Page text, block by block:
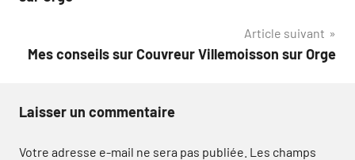
Article suivant
Mes conseils sur Couvreur Villemoisson sur Orge
Laisser un commentaire
Votre adresse e-mail ne sera pas publiée. Les champs